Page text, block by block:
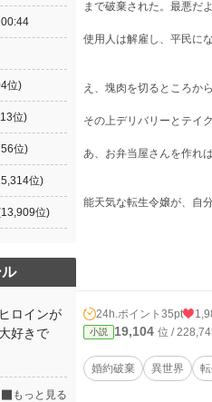
まで破棄された。最悪だよ
使用人は解雇し、平民に
え、塊肉を切るところか
その上デリバリーとテイ
あ、お弁当屋さんを作れ
能天気な転生令嬢が、自
24h.ポイント 35pt
小説 19,104 位 /
婚約破棄 異世界
位)
位)
位)
位)
位)
ロインが
好きで
もっと見る